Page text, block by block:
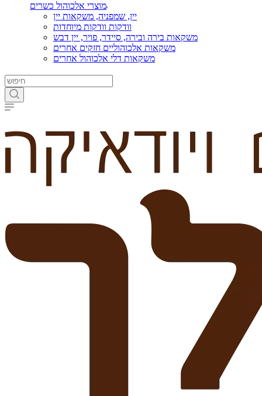
מוצרי אלכוהול כשרים
יין, שמפניה, משקאות יין
וודקות וודקות מיוחדות
משקאות בירה ובירה, סיידר, פויר, יין דבש
משקאות אלכוהוליים חזקים אחרים
משקאות דלי אלכוהול אחרים